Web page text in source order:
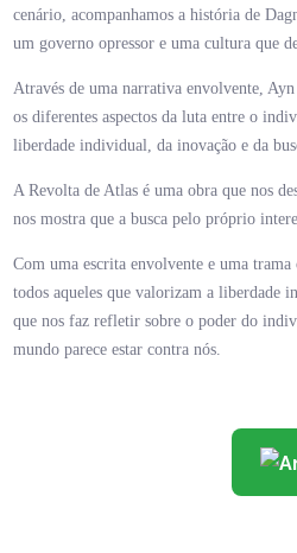
cenário, acompanhamos a história de
um governo opressor e uma cultura que
Através de uma narrativa envolvente, Ayn
os diferentes aspectos da luta entre o
liberdade individual, da inovação e da
A Revolta de Atlas é uma obra que nos
nos mostra que a busca pelo próprio
Com uma escrita envolvente e uma
todos aqueles que valorizam a liberdade
que nos faz refletir sobre o poder do
mundo parece estar contra nós.